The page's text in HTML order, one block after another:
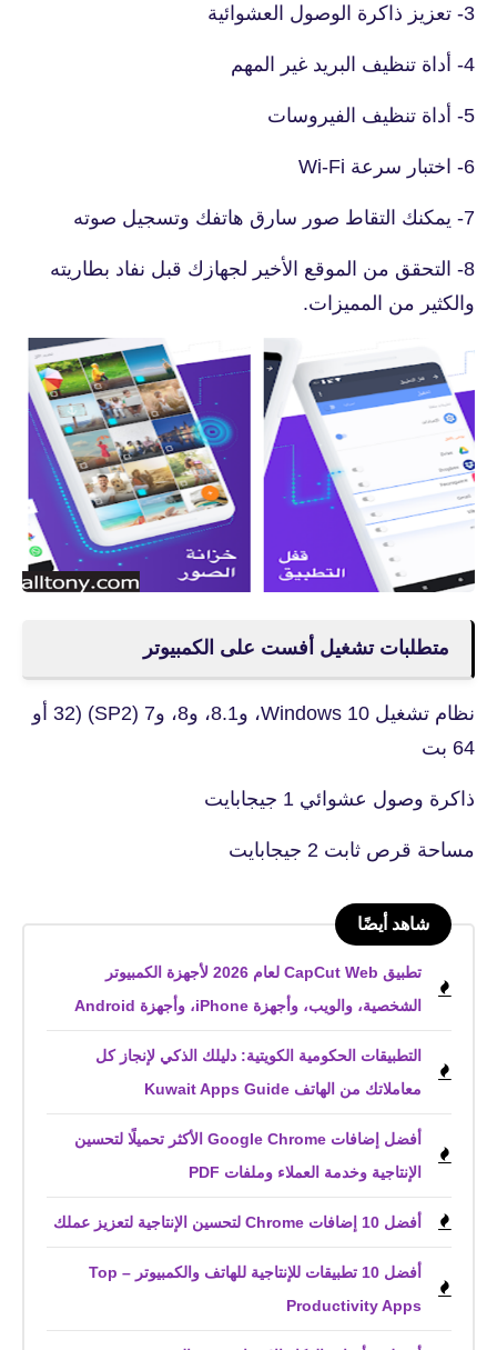
3- تعزيز ذاكرة الوصول العشوائية
4- أداة تنظيف البريد غير المهم
5- أداة تنظيف الفيروسات
6- اختبار سرعة Wi-Fi
7- يمكنك التقاط صور سارق هاتفك وتسجيل صوته
8- التحقق من الموقع الأخير لجهازك قبل نفاد بطاريته
والكثير من المميزات.
متطلبات تشغيل أفست على الكمبيوتر
نظام تشغيل Windows 10، و8.1، و8، و7 (SP2) (32 أو
64 بت
ذاكرة وصول عشوائي 1 جيجابايت
مساحة قرص ثابت 2 جيجابايت
شاهد أيضًا
تطبيق CapCut Web لعام 2026 لأجهزة الكمبيوتر
الشخصية، والويب، وأجهزة iPhone، وأجهزة Android
التطبيقات الحكومية الكويتية: دليلك الذكي لإنجاز كل
معاملاتك من الهاتف Kuwait Apps Guide
أفضل إضافات Google Chrome الأكثر تحميلًا لتحسين
الإنتاجية وخدمة العملاء وملفات PDF
أفضل 10 إضافات Chrome لتحسين الإنتاجية لتعزيز عملك
أفضل 10 تطبيقات للإنتاجية للهاتف والكمبيوتر – Top
Productivity Apps